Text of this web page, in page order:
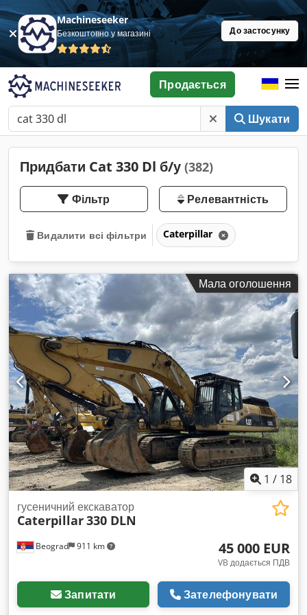
Machineseeker
Безкоштовно у магазині До застосунку
Шукати
Продається
Придбати Cat 330 Dl б/у (382)
Фільтр Релевантність
Видалити всі фільтри Caterpillar
Мала оголошення
1 / 18
Beograd 911 km
гусеничний екскаватор
Caterpillar330 DLN
45 000 EUR
VB додається ПДВ
Запитати Зателефонувати